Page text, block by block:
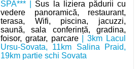
SPA*** | Sus la liziera pădurii cu
vedere panoramică, restaurant,
terasa, Wifi, piscina, jacuzzi,
saună, sala conferință, gradina,
foisor, gratar, parcare| 3km Lacul
Ursu-Sovata, 11km Salina Praid,
19km partie schi Sovata